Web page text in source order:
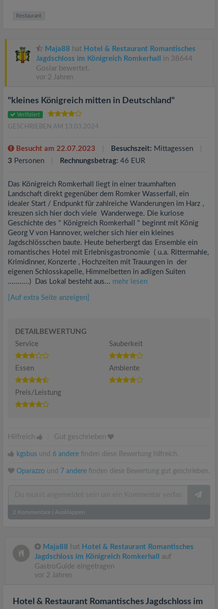
Restaurant
Maja88 hat Hotel & Restaurant Romantisches
Jagdschloss im Königreich Romkerhall
in 38644
Goslar bewertet.
vor 2 Jahren
"kleines Königreich mitten in Deutschland"
Verifiziert
GESCHRIEBEN AM 13.03.2024
Besucht am 22.07.2023 Besuchszeit: Mittagessen
3 Personen Rechnungsbetrag: 46 EUR
Das Königreich Romkerhall liegt in einer traumhaften
Landschaft direkt gegenüber dem Romker Wasserfall, ein
idealer Start / Endpunkt für zahlreiche Wanderungen im Harz ,
kreuzen sich hier doch viele Wanderwege. Die kuriose
Geschichte des " Königreich Romkerhall " beginnt mit König
Georg V von Hannover, welcher sich hier ein kleines
Jagdschlösschen baute. Heute beherbergt das Ensemble ein
romantisches Hotel mit Erlebnisgastronomie ( u.a. Rittermahle,
Krimidinner, Konzerte , Hochzeiten mit Trauungen in der
eigenen Schlosskapelle, Himmelbetten in adligen Suiten
...........) Das Lokal besteht aus... mehr lesen
[Auf extra Seite anzeigen]
DETAILBEWERTUNG
Service
Sauberkeit
Essen Ambiente
Preis/Leistung
Hilfreich Gut geschrieben
kgsbus und 6 andere finden diese Bewertung hilfreich.
Oparazzo und 7 andere finden diese Bewertung gut geschrieben.
2 Kommentare Ausklappen
Maja88 hat Hotel & Restaurant Romantisches
Jagdschloss im Königreich Romkerhall
auf
GastroGuide eingetragen
vor 2 Jahren
Hotel & Restaurant Romantisches Jagdschloss im